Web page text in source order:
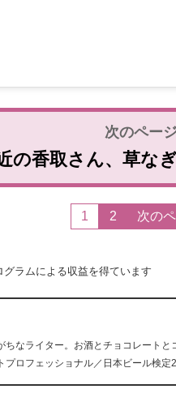
の香取さん、草な
1 2 次の
ラムによる収益を得ています
ちなライター。お酒とチョコレート
プロフェッショナル／日本ビール検定